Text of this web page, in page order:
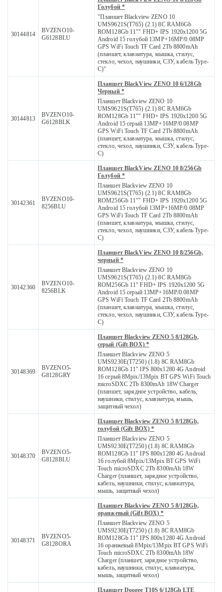
30144814
BVZENO10-
G6128BLU
Голубой *
"Планшет Blackview ZENO 10
UMS9621S(T765) (2.1) 8C RAM6Gb
ROM128Gb 11"" FHD+ IPS 1920x1200 5G
Android 15 голубой 13MP+16MP/0.08MP
GPS WiFi Touch TF Card 2Tb 8800mAh
(планшет, клавиатура, мышка, стилус,
стекло, чехол, наушники, СЗУ, кабель Type-
C)"
30144813
BVZENO10-
G6128BLK
Планшет BlackView ZENO 10 6/128Gb
Черный *
Планшет Blackview ZENO 10
UMS9621S(T765) (2.1) 8C RAM6Gb
ROM128Gb 11"" FHD+ IPS 1920x1200 5G
Android 15 серый 13MP+16MP/0.08MP
GPS WiFi Touch TF Card 2Tb 8800mAh
(планшет, клавиатура, мышка, стилус,
стекло, чехол, наушники, СЗУ, кабель Type-
C)
30142361
BVZENO10-
8256BLU
Планшет BlackView ZENO 10 8/256Gb
Голубой *
Планшет Blackview ZENO 10
UMS9621S(T765) (2.1) 8C RAM8Gb
ROM256Gb 11"" FHD+ IPS 1920x1200 5G
Android 15 голубой 13MP+16MP/0.08MP
GPS WiFi Touch TF Card 2Tb 8800mAh
(планшет, клавиатура, мышка, стилус,
стекло, чехол, наушники, СЗУ, кабель Type-
C)
30142360
BVZENO10-
8256BLK
Планшет BlackView ZENO 10 8/256Gb,
черный *
Планшет Blackview ZENO 10
UMS9621S(T765) (2.1) 8C RAM8Gb
ROM256Gb 11" FHD+ IPS 1920x1200 5G
Android 15 серый 13MP+16MP/0.08MP
GPS WiFi Touch TF Card 2Tb 8800mAh
(планшет, клавиатура, мышка, стилус,
стекло, чехол, наушники, СЗУ, кабель Type-
C)
30148369
BVZENO5-
G8128GRY
Планшет Blackview ZENO 5 8/128Gb,
cерый (Gift BOX) *
Планшет Blackview ZENO 5
UMS9230E(T7250) (1.8) 8C RAM8Gb
ROM128Gb 11" IPS 800x1280 4G Android
16 серый 8Mpix/13Mpix BT GPS WiFi Touch
microSDXC 2Tb 8300mAh 18W Charger
(планшет, зарядное устройство, кабель,
наушники, стилус, клавиатура, мышь,
защитный чехол)
30148370
BVZENO5-
G8128BLU
Планшет Blackview ZENO 5 8/128Gb,
голубой (Gift BOX) *
Планшет Blackview ZENO 5
UMS9230E(T7250) (1.8) 8C RAM8Gb
ROM128Gb 11" IPS 800x1280 4G Android
16 голубой 8Mpix/13Mpix BT GPS WiFi
Touch microSDXC 2Tb 8300mAh 18W
Charger (планшет, зарядное устройство,
кабель, наушники, стилус, клавиатура,
мышь, защитный чехол)
30148371
BVZENO5-
G8128ORA
Планшет Blackview ZENO 5 8/128Gb,
оранжевый (Gift BOX) *
Планшет Blackview ZENO 5
UMS9230E(T7250) (1.8) 8C RAM8Gb
ROM128Gb 11" IPS 800x1280 4G Android
16 оранжевый 8Mpix/13Mpix BT GPS WiFi
Touch microSDXC 2Tb 8300mAh 18W
Charger (планшет, зарядное устройство,
кабель, наушники, стилус, клавиатура,
мышь, защитный чехол)
Планшет Doogee T10S 6/128Gb LTE